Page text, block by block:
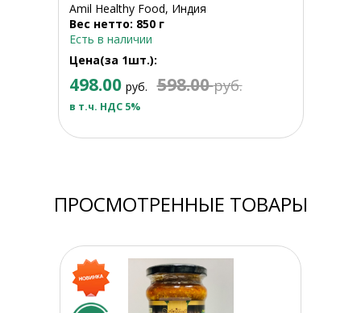
Amil Healthy Food, Индия
Вес нетто: 850 г
Есть в наличии
Цена(за 1шт.):
498.00 руб. 598.00руб.
в т.ч. НДС 5%
ПРОСМОТРЕННЫЕ ТОВАРЫ